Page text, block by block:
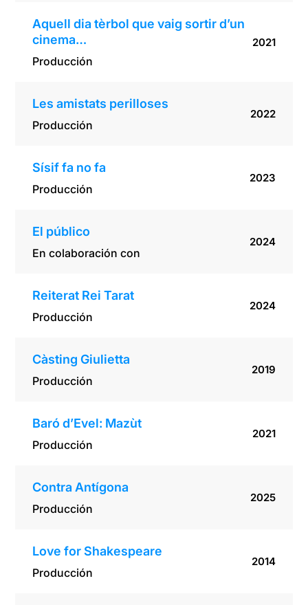
Aquell dia tèrbol que vaig sortir d’un
cinema…
Producción
2021
Les amistats perilloses
Producción
2022
Sísif fa no fa
Producción
2023
El público
En colaboración con
2024
Reiterat Rei Tarat
Producción
2024
Càsting Giulietta
Producción
2019
Baró d’Evel: Mazùt
Producción
2021
Contra Antígona
Producción
2025
Love for Shakespeare
Producción
2014